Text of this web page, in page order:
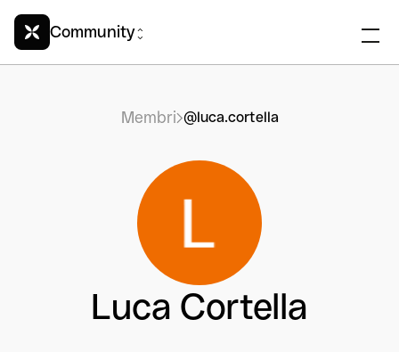
Community
Membri @luca.cortella
Luca Cortella